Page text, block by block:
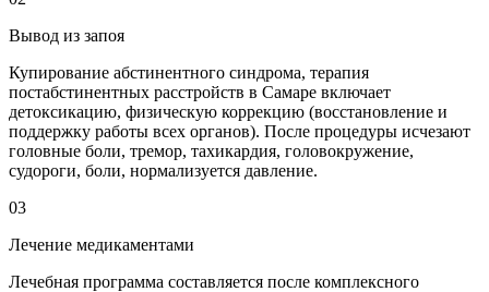
Вывод из запоя
Купирование абстинентного синдрома, терапия
постабстинентных расстройств в Самаре включает
детоксикацию, физическую коррекцию (восстановление и
поддержку работы всех органов). После процедуры исчезают
головные боли, тремор, тахикардия, головокружение,
судороги, боли, нормализуется давление.
03
Лечение медикаментами
Лечебная программа составляется после комплексного